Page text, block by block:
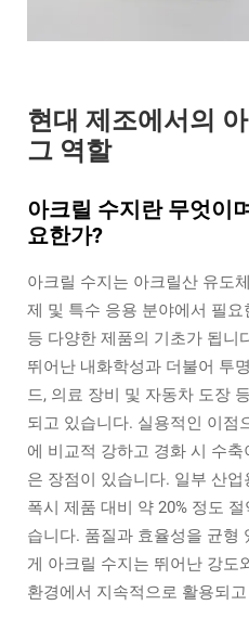
현대 제조에서의
그 역할
아크릴 수지란 무엇이
요한가?
아크릴 수지는 아크릴산 유도
제 및 특수 응용 분야에서 필
등 다양한 제품의 기초가 됩니
뛰어난 내화학성과 더불어 투
드, 의료 장비 및 자동차 도장
되고 있습니다. 실용적인 이점
에 비교적 강하고 경화 시 수
은 장점이 있습니다. 일부 산
폭시 제품 대비 약 20% 정도
습니다. 품질과 효율성을 균형
게 아크릴 수지는 뛰어난 강도
환경에서 지속적으로 활용되